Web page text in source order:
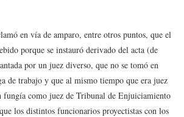
en vía de amparo, entre otros puntos, que el
porque se instauró derivado del acta (de
por un juez diverso, que no se tomó en
de trabajo y que al mismo tiempo que era juez
como juez de Tribunal de Enjuiciamiento
los distintos funcionarios proyectistas con los